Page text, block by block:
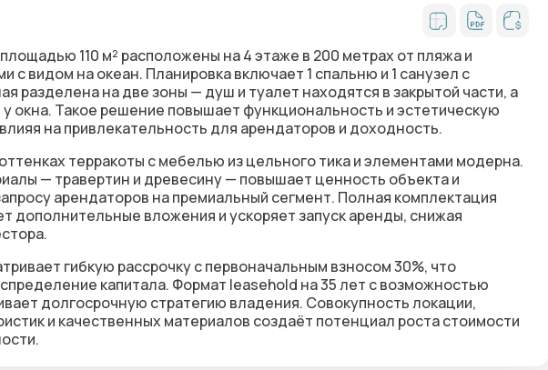
110 м² расположены на 4 этаже в 200 метрах от пляжа и
видом на океан. Планировка включает 1 спальню и 1 санузел с
разделена на две зоны — душ и туалет находятся в закрытой части, а
окна. Такое решение повышает функциональность и эстетическую
на привлекательность для арендаторов и доходность.
терракоты с мебелью из цельного тика и элементами модерна.
— травертин и древесину — повышает ценность объекта и
арендаторов на премиальный сегмент. Полная комплектация
дополнительные вложения и ускоряет запуск аренды, снижая
гибкую рассрочку с первоначальным взносом 30%, что
капитала. Формат leasehold на 35 лет с возможностью
долгосрочную стратегию владения. Совокупность локации,
и качественных материалов создаёт потенциал роста стоимости